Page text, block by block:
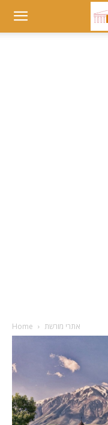
Museum
Home אתרי מורשת